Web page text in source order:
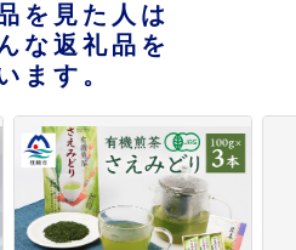
を見た人は
な返礼品を
ます。